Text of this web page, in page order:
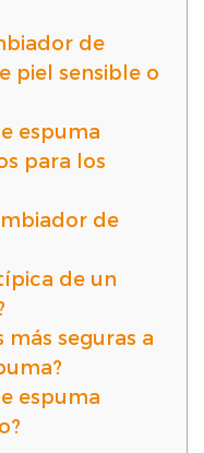
de
piel sensible o
espuma
para los
de
de un
más seguras a
espuma